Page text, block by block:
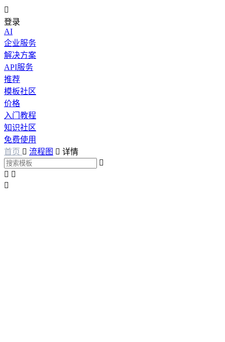

登录
AI
企业服务
解决方案
API服务
推荐
模板社区
价格
入门教程
知识社区
免费使用
首页  流程图  详情

 
